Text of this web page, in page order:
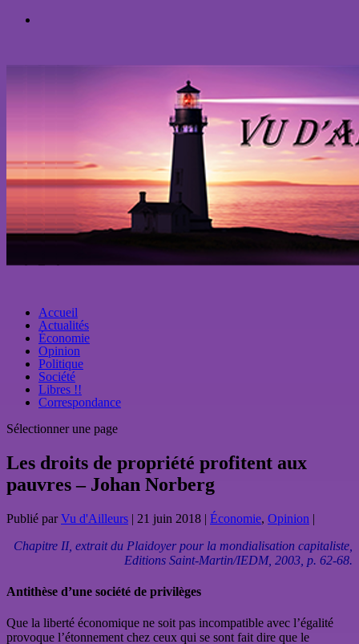
Accueil
Actualités
Économie
Opinion
Politique
Société
Libres !!
Correspondance
Sélectionner une page
Les droits de propriété profitent aux
pauvres – Johan Norberg
Publié parVu d'Ailleurs | 21 juin 2018 | Économie, Opinion |
Chapitre II, extrait du Plaidoyer pour la mondialisation capitaliste,
Editions Saint-Martin/IEDM, 2003, p. 62-68.
Antithèse d’une société de privilèges
Que la liberté économique ne soit pas incompatible avec l’égalité
provoque l’étonnement chez ceux qui se sont fait dire que le